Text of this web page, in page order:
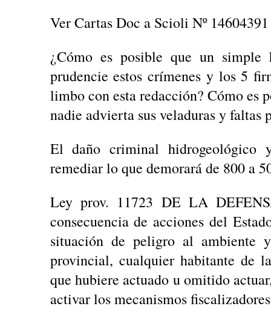
Ver Cartas Doc a Scioli Nº
¿Cómo es posible que un simple
prudencie estos crímenes y los 5
limbo con esta redacción? Cómo es
nadie advierta sus veladuras y faltas
El daño criminal hidrogeológico
remediar lo que demorará de 800 a
Ley prov. 11723 DE LA
consecuencia de acciones del
situación de peligro al ambiente
provincial, cualquier habitante de
que hubiere actuado u omitido
activar los mecanismos